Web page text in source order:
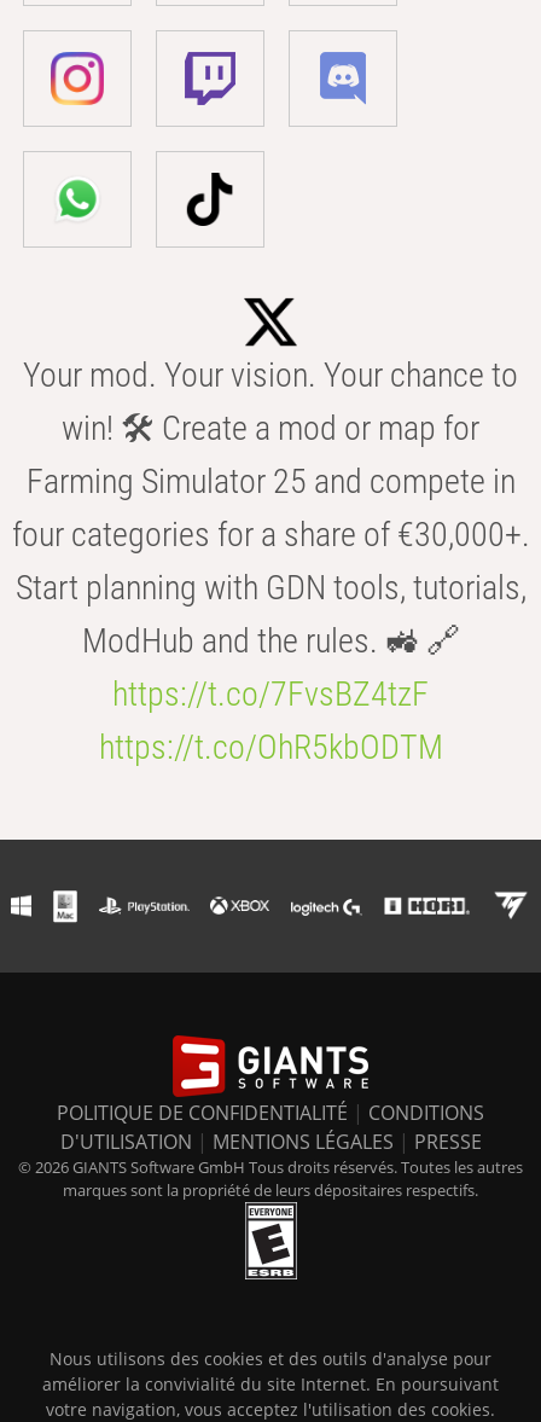
Your mod. Your vision. Your chance to
win! 🛠️ Create a mod or map for
Farming Simulator 25 and compete in
four categories for a share of €30,000+.
Start planning with GDN tools, tutorials,
ModHub and the rules. 🚜 🔗
https://t.co/7FvsBZ4tzF
https://t.co/OhR5kbODTM
POLITIQUE DE CONFIDENTIALITÉ | CONDITIONS
D'UTILISATION | MENTIONS LÉGALES | PRESSE
© 2026 GIANTS Software GmbH Tous droits réservés. Toutes les autres
marques sont la propriété de leurs dépositaires respectifs.
Nous utilisons des cookies et des outils d'analyse pour
améliorer la convivialité du site Internet. En poursuivant
votre navigation, vous acceptez l'utilisation des cookies.